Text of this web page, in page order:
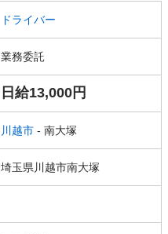
ドライバー
業務委託
日給13,000円
川越市 - 南大塚
埼玉県川越市南大塚